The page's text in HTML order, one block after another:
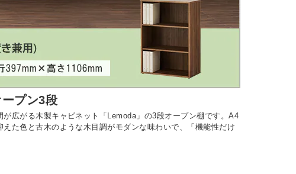
プン3段
広がる木製キャビネット「Lemoda」の3段オープン棚です。A4
た色と古木のような木目調がモダンな味わいで、「機能性だけ